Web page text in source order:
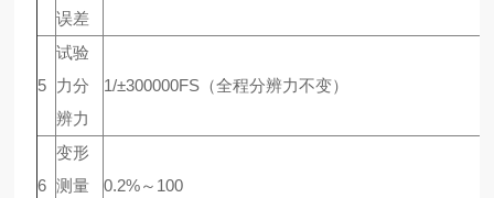
误差
5
试验
力分
辨力
1/±300000FS（全程分辨力不变）
6
变形
测量
0.2%～100